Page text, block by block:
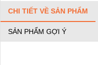
CHI TIẾT VỀ SẢN PHẨM
SẢN PHẨM GỢI Ý